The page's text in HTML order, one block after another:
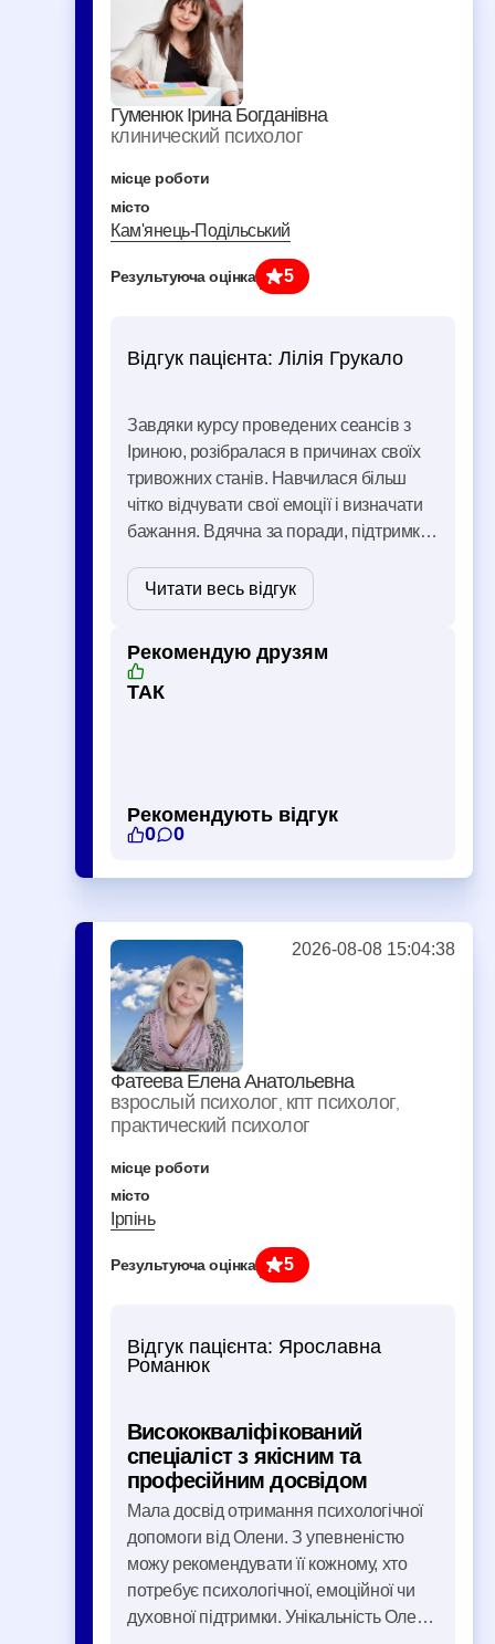
Гуменюк Ірина Богданівна
клинический психолог
місце роботи
місто
Кам'янець-Подільський
Результуюча оцінка 5
Відгук пацієнта: Лілія Грукало
Завдяки курсу проведених сеансів з
Іриною, розібралася в причинах своїх
тривожних станів. Навчилася більш
чітко відчувати свої емоції і визначати
бажання. Вдячна за поради, підтримку,
Читати весь відгук
Рекомендую друзям
ТАК
Рекомендують відгук
0
0
Фатеева Елена Анатольевна
взрослый психолог кпт психолог
практический психолог
місце роботи
місто
Ірпінь
Результуюча оцінка 5
2026-08-08 15:04:38
Відгук пацієнта: Ярославна
Романюк
Висококваліфікований
спеціаліст з якісним та
професійним досвідом
Мала досвід отримання психологічної
допомоги від Олени. З упевненістю
можу рекомендувати її кожному, хто
потребує психологічної, емоційної чи
духовної підтримки. Унікальність Олени